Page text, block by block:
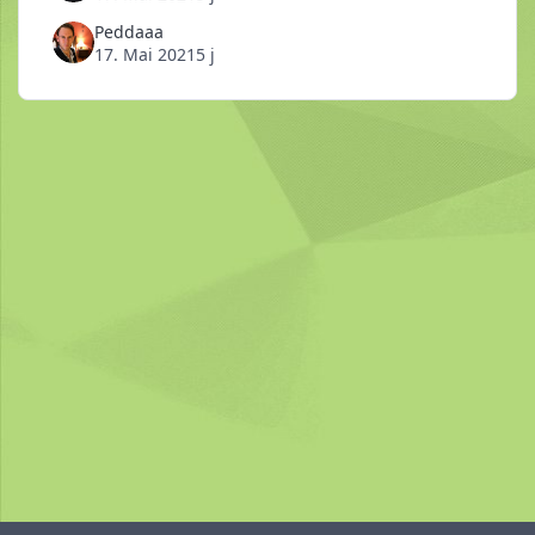
Peddaaa
17. Mai 2021 5 j